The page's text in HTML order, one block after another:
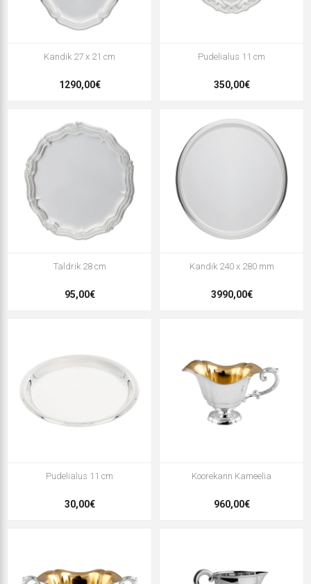
Kandik 27 x 21 cm
1290,00€
Pudelialus 11 cm
350,00€
Taldrik 28 cm
95,00€
Kandik 240 x 280 mm
3990,00€
Pudelialus 11 cm
30,00€
Koorekann Kameelia
960,00€